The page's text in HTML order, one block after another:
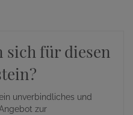
sich für diesen
unverbindliches und
zur